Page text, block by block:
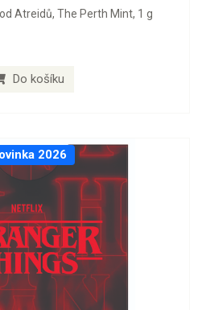
Atreidů, The Perth Mint, 1 g
Do košíku
2026